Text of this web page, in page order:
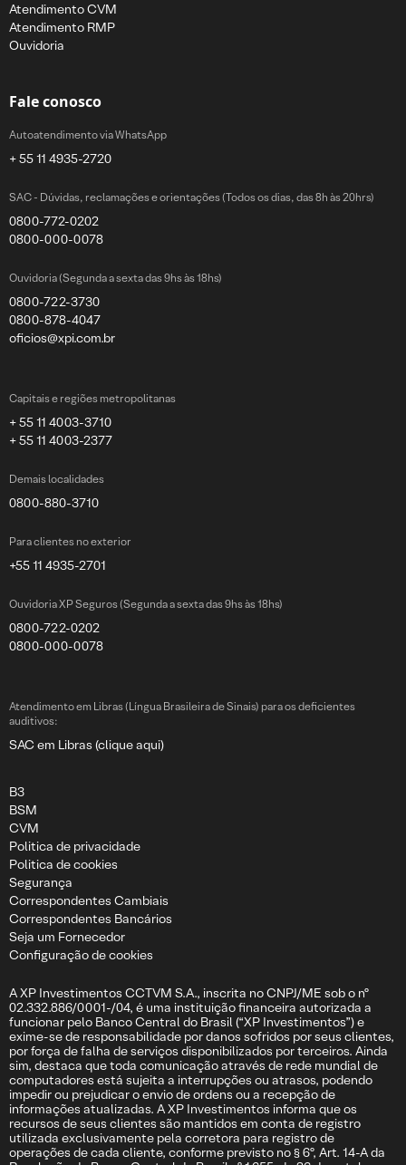
Atendimento CVM
Atendimento RMP
Ouvidoria
Fale conosco
Autoatendimento via WhatsApp
+ 55 11 4935-2720
SAC - Dúvidas, reclamações e orientações (Todos os dias, das 8h às 20hrs)
0800-772-0202
0800-000-0078
Ouvidoria (Segunda a sexta das 9hs às 18hs)
0800-722-3730
0800-878-4047
oficios@xpi.com.br
Capitais e regiões metropolitanas
+ 55 11 4003-3710
+ 55 11 4003-2377
Demais localidades
0800-880-3710
Para clientes no exterior
+55 11 4935-2701
Ouvidoria XP Seguros (Segunda a sexta das 9hs às 18hs)
0800-722-0202
0800-000-0078
Atendimento em Libras (Língua Brasileira de Sinais) para os deficientes
auditivos:
SAC em Libras (clique aqui)
B3
BSM
CVM
Politica de privacidade
Politica de cookies
Segurança
Correspondentes Cambiais
Correspondentes Bancários
Seja um Fornecedor
Configuração de cookies
A XP Investimentos CCTVM S.A., inscrita no CNPJ/ME sob o nº
02.332.886/0001-/04, é uma instituição financeira autorizada a
funcionar pelo Banco Central do Brasil (“XP Investimentos”) e
exime-se de responsabilidade por danos sofridos por seus clientes,
por força de falha de serviços disponibilizados por terceiros. Ainda
sim, destaca que toda comunicação através de rede mundial de
computadores está sujeita a interrupções ou atrasos, podendo
impedir ou prejudicar o envio de ordens ou a recepção de
informações atualizadas. A XP Investimentos informa que os
recursos de seus clientes são mantidos em conta de registro
utilizada exclusivamente pela corretora para registro de
operações de cada cliente, conforme previsto no § 6º, Art. 14-A da